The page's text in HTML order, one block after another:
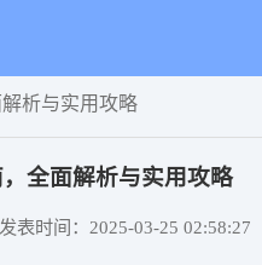
析与实用攻略
全面解析与实用攻略
发表时间：2025-03-25 02:58:27